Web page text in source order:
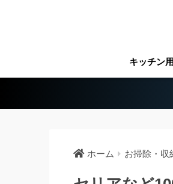
キッチン
ホーム お掃除・収